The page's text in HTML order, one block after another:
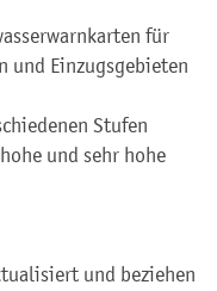
für
und Einzugsgebieten
Stufen
und sehr hohe
und beziehen